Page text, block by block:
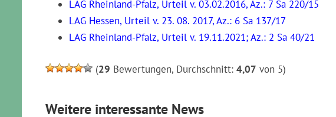
Prüfen Sie den genauen Sachverhalt sorgfältig.
Bewerten Sie die Motivation und Umstände der Aufnahme.
Holen Sie rechtlichen Rat ein, bevor Sie Maßnahmen ergreifen.